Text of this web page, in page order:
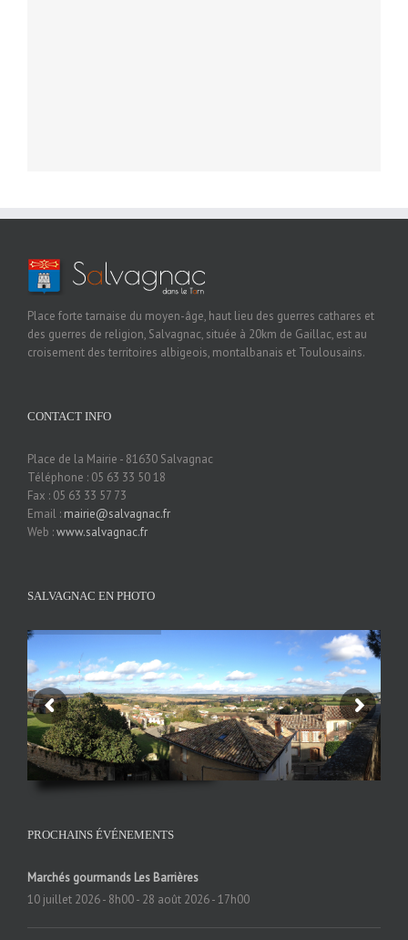
Place forte tarnaise du moyen-âge, haut lieu des guerres cathares et
des guerres de religion, Salvagnac, située à 20km de Gaillac, est au
croisement des territoires albigeois, montalbanais et Toulousains.
CONTACT INFO
Place de la Mairie - 81630 Salvagnac
Téléphone : 05 63 33 50 18
Fax : 05 63 33 57 73
Email : mairie@salvagnac.fr
Web :www.salvagnac.fr
SALVAGNAC EN PHOTO
PROCHAINS ÉVÉNEMENTS
Marchés gourmands Les Barrières
10 juillet 2026 - 8h00- 28 août 2026 - 17h00